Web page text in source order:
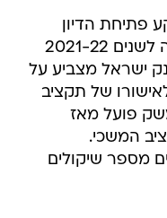
פתיחת הדיון
בכנסת על אישור תקציב המדינה לשנים 2021-22
ישראל מצביע על
של תקציב
פועל מאז
מספר שיקולים